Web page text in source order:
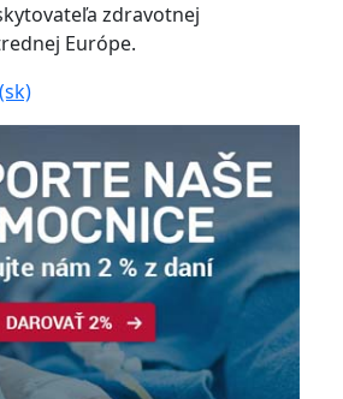
zdravotnej
Európe.